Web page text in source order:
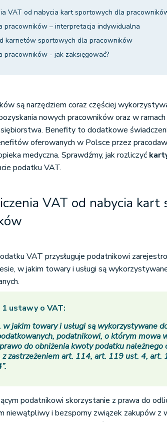
VAT od nabycia kart sportowych dla
pracowników – interpretacja indywidualna
karnetów sportowych dla pracowników
pracowników - jak zaksięgować?
są narzędziem coraz częściej
nowych pracowników oraz w
Benefity to dodatkowe
oferowanych w Polsce przez
medyczna. Sprawdźmy, jak rozliczyć
podatku VAT.
VAT od nabycia
VAT przysługuje podatnikowi
w jakim towary i usługi są
ustawy o VAT:
w jakim towary i usługi są wykorzystywane
podatnikowi, o którym mowa
do obniżenia kwoty podatku
z zastrzeżeniem art. 114, art. 119 ust. 4,
podatnikowi skorzystanie z prawa do
niewątpliwy i bezsporny związek zakupów z